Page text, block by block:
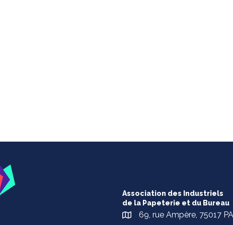
Association des Industriels
de la Papeterie et du Bureau
69, rue Ampère, 75017